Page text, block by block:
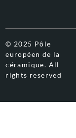
© 2025 Pôle
européen de la
céramique. All
rights reserved